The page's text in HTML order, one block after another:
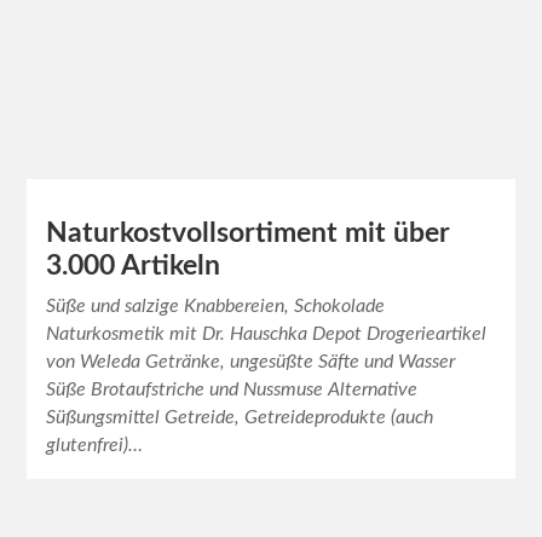
Naturkostvollsortiment mit über
3.000 Artikeln
Süße und salzige Knabbereien, Schokolade
Naturkosmetik mit Dr. Hauschka Depot Drogerieartikel
von Weleda Getränke, ungesüßte Säfte und Wasser
Süße Brotaufstriche und Nussmuse Alternative
Süßungsmittel Getreide, Getreideprodukte (auch
glutenfrei)…